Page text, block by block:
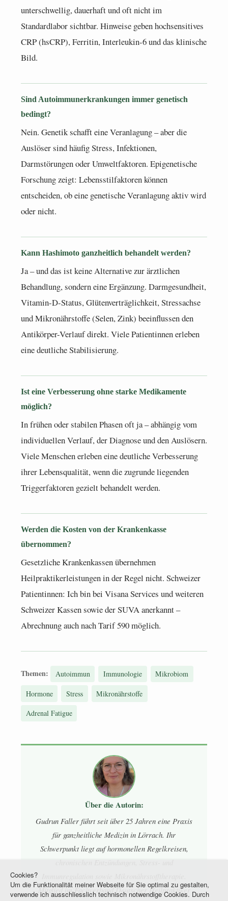
unterschwellig, dauerhaft und oft nicht im
Standardlabor sichtbar. Hinweise geben hochsensitives
CRP (hsCRP), Ferritin, Interleukin-6 und das klinische
Bild.
Sind Autoimmunerkrankungen immer genetisch
bedingt?
Nein. Genetik schafft eine Veranlagung – aber die
Auslöser sind häufig Stress, Infektionen,
Darmstörungen oder Umweltfaktoren. Epigenetische
Forschung zeigt: Lebensstilfaktoren können
entscheiden, ob eine genetische Veranlagung aktiv wird
oder nicht.
Kann Hashimoto ganzheitlich behandelt werden?
Ja – und das ist keine Alternative zur ärztlichen
Behandlung, sondern eine Ergänzung. Darmgesundheit,
Vitamin-D-Status, Glütenverträglichkeit, Stressachse
und Mikronährstoffe (Selen, Zink) beeinflussen den
Antikörper-Verlauf direkt. Viele Patientinnen erleben
eine deutliche Stabilisierung.
Ist eine Verbesserung ohne starke Medikamente
möglich?
In frühen oder stabilen Phasen oft ja – abhängig vom
individuellen Verlauf, der Diagnose und den Auslösern.
Viele Menschen erleben eine deutliche Verbesserung
ihrer Lebensqualität, wenn die zugrunde liegenden
Triggerfaktoren gezielt behandelt werden.
Werden die Kosten von der Krankenkasse
übernommen?
Gesetzliche Krankenkassen übernehmen
Heilpraktikerleistungen in der Regel nicht. Schweizer
Patientinnen: Ich bin bei Visana Services und weiteren
Schweizer Kassen sowie der SUVA anerkannt –
Abrechnung auch nach Tarif 590 möglich.
Themen: Autoimmun Immunologie Mikrobiom
Hormone Stress Mikronährstoffe
Adrenal Fatigue
Über die Autorin:
Gudrun Faller führt seit über 25 Jahren eine Praxis
für ganzheitliche Medizin in Lörrach. Ihr
Schwerpunkt liegt auf hormonellen Regelkreisen,
chronischen Entzündungen, Stress- und
Mitglied im Fachverband Deutscher Heilpraktiker
Cookies?
Um die Funktionalität meiner Webseite für Sie optimal zu gestalten,
verwende ich ausschliesslich technisch notwendige Cookies. Durch